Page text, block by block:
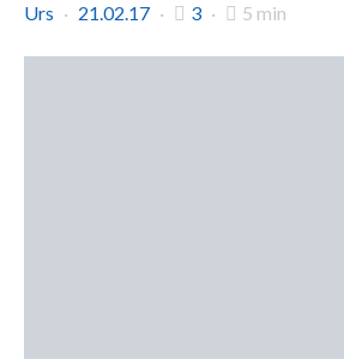
Urs
21.02.17 3 5 min